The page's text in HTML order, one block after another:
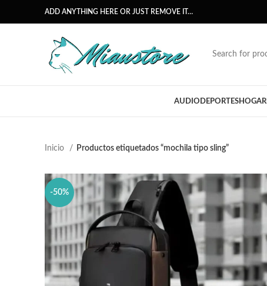
ADD ANYTHING HERE OR JUST REMOVE IT…
AUDIO DEPORTESHOGAR
Inicio Productos etiquetados “mochila tipo sling”
-50%